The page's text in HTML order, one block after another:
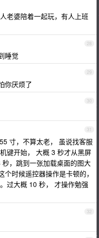
老婆陪着一起玩，有人上班
28
睡觉
29
你厌烦了
30
31
寸，不算太老， 虽说找客服
键开始， 大概 3 秒才从黑屏
，跳到一张加载桌面的图大
时候遥控器操作是卡顿的，
过大概 10 秒， 才操作勉强
32